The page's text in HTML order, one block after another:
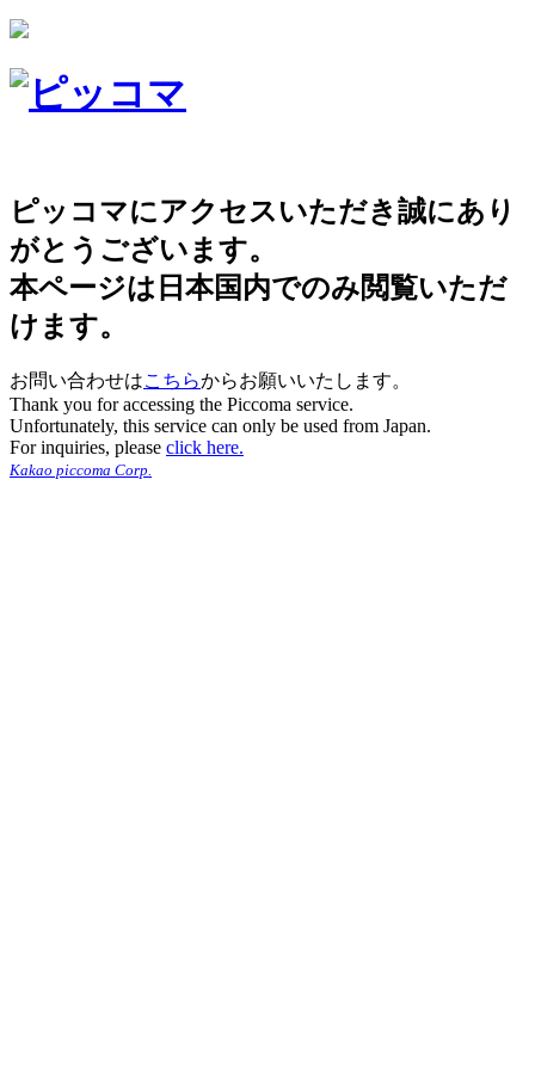
ピッコマにアクセスいただき誠にあり
がとうございます。
本ページは日本国内でのみ閲覧いただ
けます。
お問い合わせはこちらからお願いいたします。
Thank you for accessing the Piccoma service.
Unfortunately, this service can only be used from Japan.
For inquiries, please click here.
Kakao piccoma Corp.